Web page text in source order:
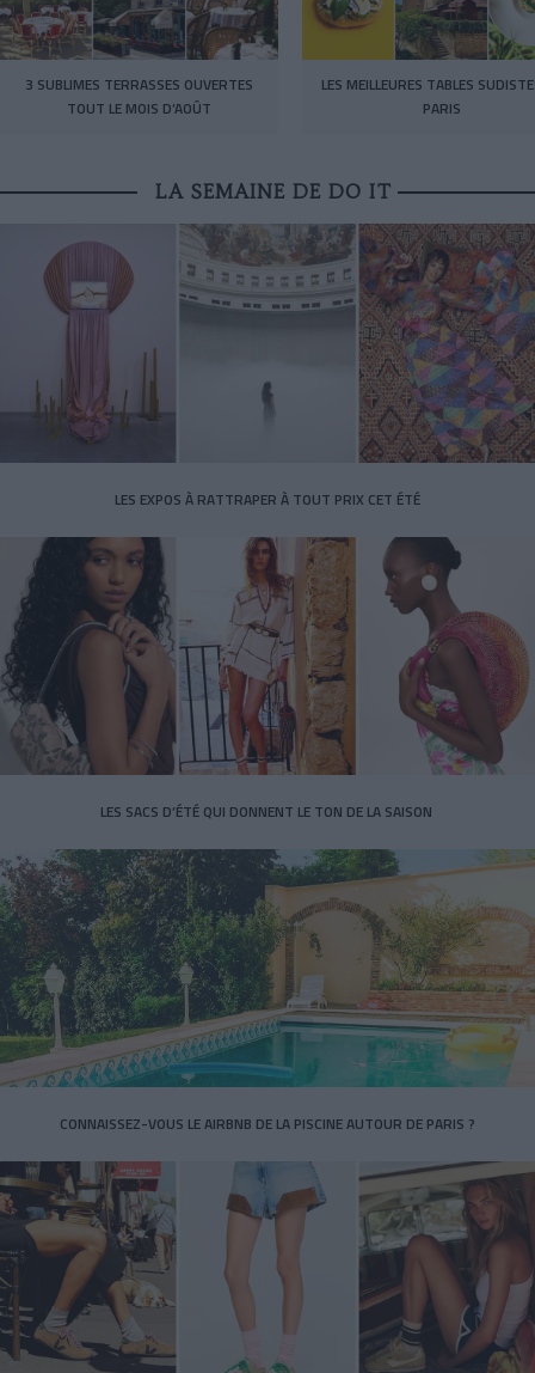
3 SUBLIMES TERRASSES OUVERTES
TOUT LE MOIS D’AOÛT
LES MEILLEURES TABLES
PARIS
LA SEMAINE DE DO IT
LES EXPOS À RATTRAPER À TOUT PRIX CET ÉTÉ
LES SACS D’ÉTÉ QUI DONNENT LE TON DE LA SAISON
CONNAISSEZ-VOUS LE AIRBNB DE LA PISCINE AUTOUR DE PARIS ?